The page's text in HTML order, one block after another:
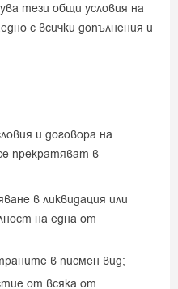
тези общи условия на
с всички допълнения и
и договора на
прекратяват в
в ликвидация или
на една от
в писмен вид;
от всяка от